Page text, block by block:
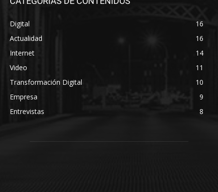
Digital
16
Actualidad
16
Internet
14
Video
11
Transformación Digital
10
Empresa
9
Entrevistas
8